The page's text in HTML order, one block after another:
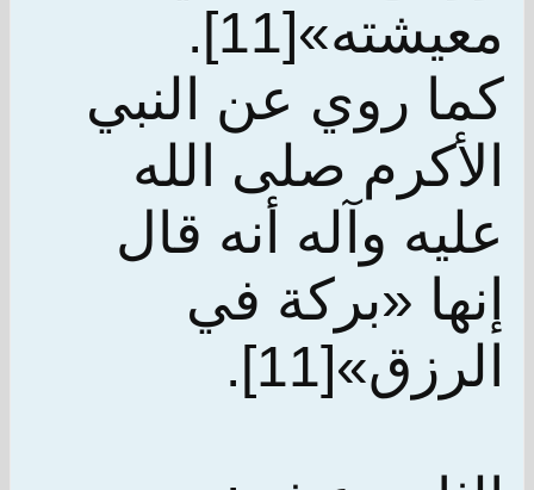
معيشته»[11].
كما روي عن النبي
الأكرم صلى الله
عليه وآله أنه قال
إنها «بركة في
الرزق»[11].